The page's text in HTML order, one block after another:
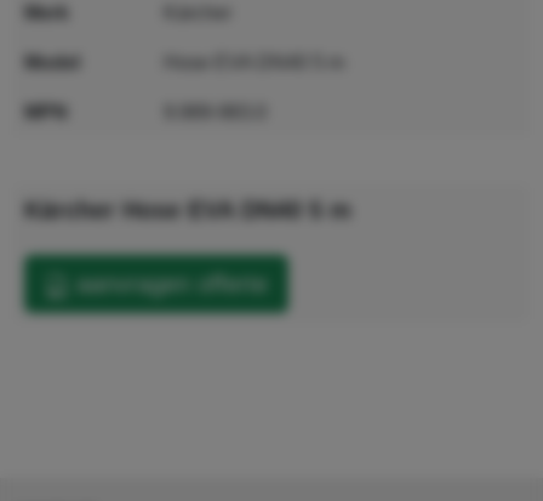
Kärcher Hose EVA DN40 5 m
aanvragen offerte